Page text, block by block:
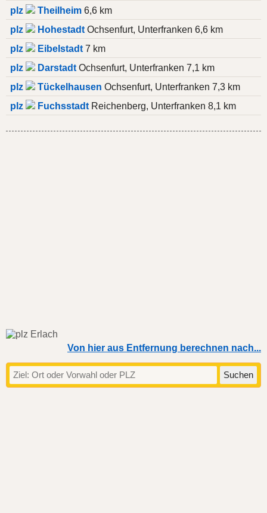
plz
Theilheim 6,6 km
plz
Hohestadt Ochsenfurt, Unterfranken 6,6 km
plz
Eibelstadt 7 km
plz
Darstadt Ochsenfurt, Unterfranken 7,1 km
plz
Tückelhausen Ochsenfurt, Unterfranken 7,3 km
plz
Fuchsstadt Reichenberg, Unterfranken 8,1 km
Von hier aus Entfernung berechnen nach...